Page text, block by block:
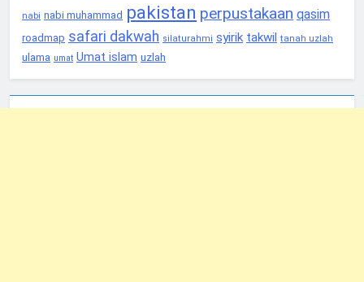
nabi nabi muhammad pakistan perpustakaan qasim
roadmap safari dakwah silaturahmi syirik takwil tanah uzlah
ulama umat Umat islam uzlah